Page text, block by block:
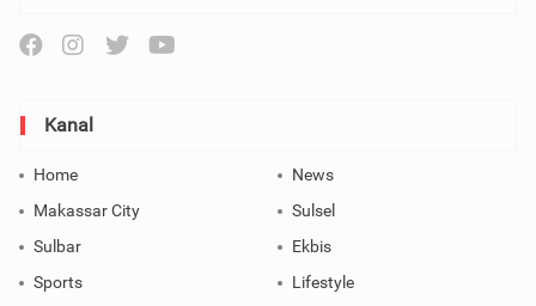
Kanal
Home
News
Makassar City
Sulsel
Sulbar
Ekbis
Sports
Lifestyle